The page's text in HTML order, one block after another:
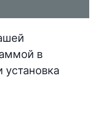
в
установка